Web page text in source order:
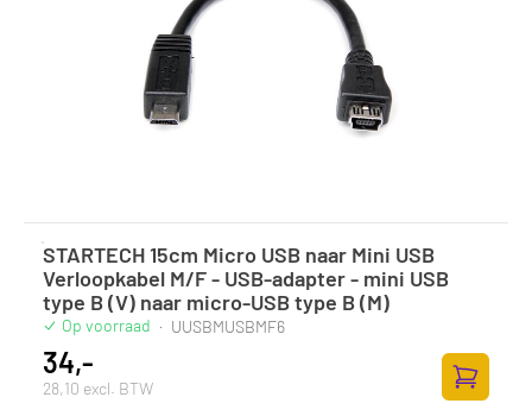
STARTECH 15cm Micro USB naar Mini USB
Verloopkabel M/F - USB-adapter - mini USB
type B (V) naar micro-USB type B (M)
Op voorraad · UUSBMUSBMF6
34,-
28,10 excl. BTW
Zum